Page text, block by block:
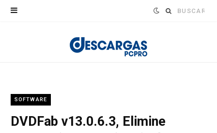
Buscar:
SOFTWARE
DVDFab v13.0.6.3, Elimine